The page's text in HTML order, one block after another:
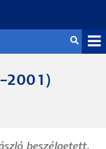
beszélgetett.